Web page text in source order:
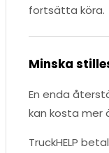
fortsätta köra.
Minska
En enda
kan kosta mer
TruckHELP